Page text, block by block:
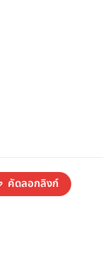
คัดลอกลิงก์